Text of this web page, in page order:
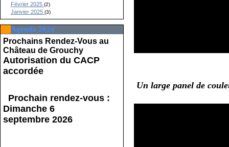
Février 2025(2)
Janvier 2025(3)
Agenda 2024
Prochains Rendez-Vous au
Château de Grouchy
Autorisation du CACP
accordée
Prochain rendez-vous :
Dimanche 6
septembre 2026
Un large panel de